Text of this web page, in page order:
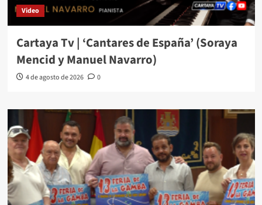
Video
Cartaya Tv | ‘Cantares de España’ (Soraya
Mencid y Manuel Navarro)
4 de agosto de 2026 0